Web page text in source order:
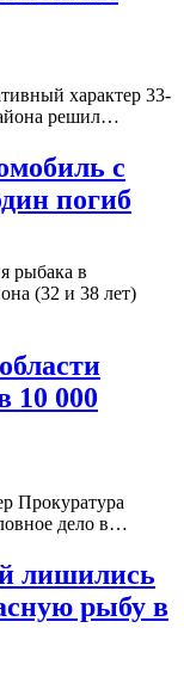
характер 33-
решил…
с
погиб
рыбака в
(32 и 38 лет)
10 000
Прокуратура
дело в…
лишились
рыбу в